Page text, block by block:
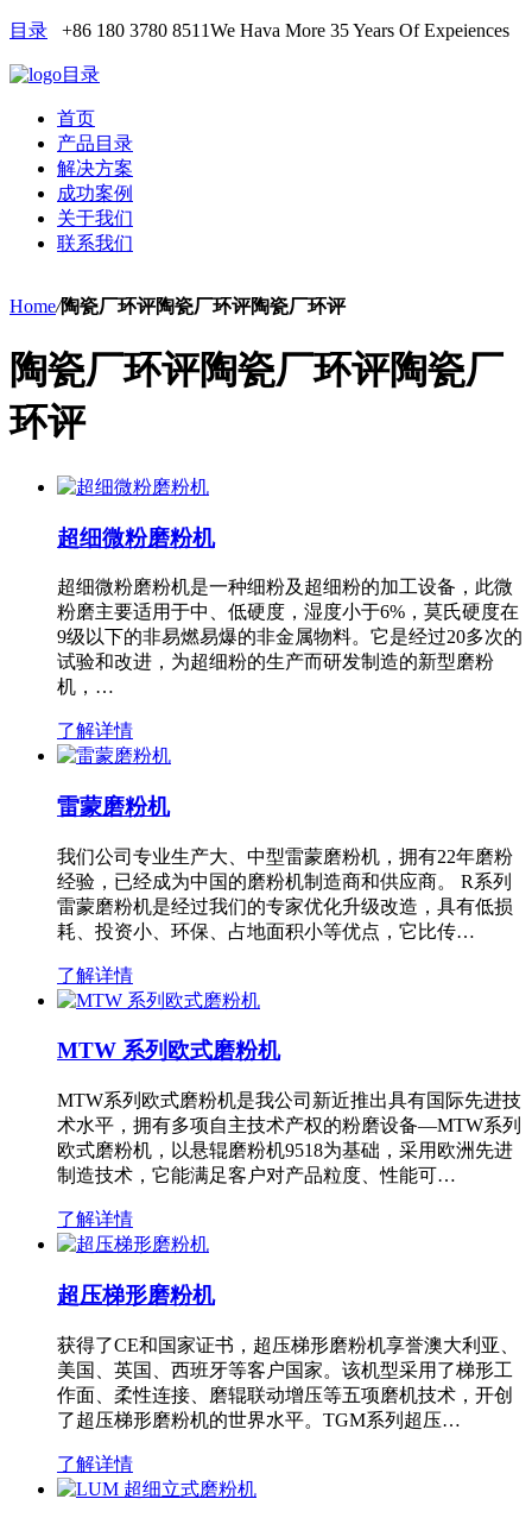
目录 +86 180 3780 8511We Hava More 35 Years Of Expeiences
目录
首页
产品目录
解决方案
成功案例
关于我们
联系我们
Home/陶瓷厂环评陶瓷厂环评陶瓷厂环评
陶瓷厂环评陶瓷厂环评陶瓷厂
环评
超细微粉磨粉机
超细微粉磨粉机是一种细粉及超细粉的加工设备，此微
粉磨主要适用于中、低硬度，湿度小于6%，莫氏硬度在
9级以下的非易燃易爆的非金属物料。它是经过20多次的
试验和改进，为超细粉的生产而研发制造的新型磨粉
机，…
了解详情
雷蒙磨粉机
我们公司专业生产大、中型雷蒙磨粉机，拥有22年磨粉
经验，已经成为中国的磨粉机制造商和供应商。 R系列
雷蒙磨粉机是经过我们的专家优化升级改造，具有低损
耗、投资小、环保、占地面积小等优点，它比传…
了解详情
MTW 系列欧式磨粉机
MTW系列欧式磨粉机是我公司新近推出具有国际先进技
术水平，拥有多项自主技术产权的粉磨设备—MTW系列
欧式磨粉机，以悬辊磨粉机9518为基础，采用欧洲先进
制造技术，它能满足客户对产品粒度、性能可…
了解详情
超压梯形磨粉机
获得了CE和国家证书，超压梯形磨粉机享誉澳大利亚、
美国、英国、西班牙等客户国家。该机型采用了梯形工
作面、柔性连接、磨辊联动增压等五项磨机技术，开创
了超压梯形磨粉机的世界水平。TGM系列超压…
了解详情